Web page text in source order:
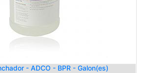
- ADCO - BPR - Galon(es)